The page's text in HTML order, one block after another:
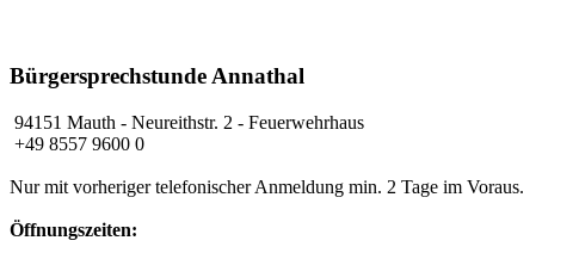
Bürgersprechstunde Annathal
94151 Mauth - Neureithstr. 2 - Feuerwehrhaus
+49 8557 9600 0
Nur mit vorheriger telefonischer Anmeldung min. 2 Tage im Voraus.
Öffnungszeiten: